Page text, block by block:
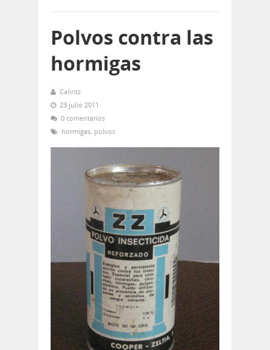
Polvos contra las
hormigas
Calintz
23 julio 2011
0 comentarios
hormigas, polvos